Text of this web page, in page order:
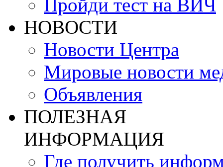
Пройди тест на ВИЧ
НОВОСТИ
Новости Центра
Мировые новости
Объявления
ПОЛЕЗНАЯ
ИНФОРМАЦИЯ
Где получить